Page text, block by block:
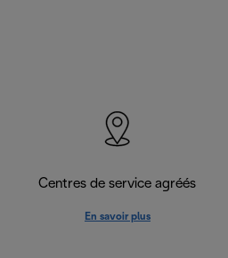
Centres de service agréés
En savoir plus